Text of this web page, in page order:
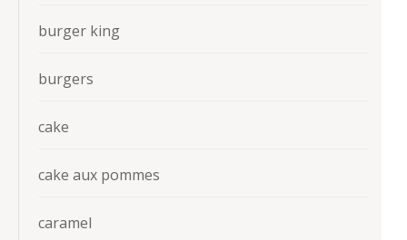
burger king
burgers
cake
cake aux pommes
caramel